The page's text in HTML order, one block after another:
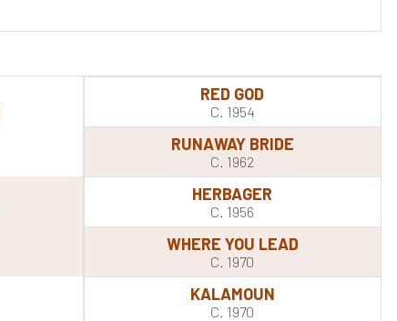
RED GOD
C. 1954
RUNAWAY BRIDE
C. 1962
HERBAGER
C. 1956
WHERE YOU LEAD
C. 1970
KALAMOUN
C. 1970